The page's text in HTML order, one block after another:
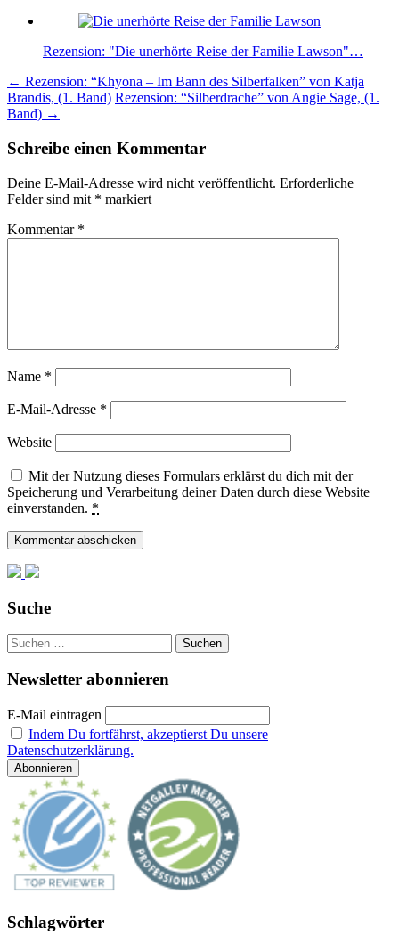
Rezension: "Die unerhörte Reise der Familie Lawson"…
Beitragsnavigation
← Rezension: “Khyona – Im Bann des Silberfalken” von Katja
Brandis, (1. Band) Rezension: “Silberdrache” von Angie Sage, (1.
Band) →
Schreibe einen Kommentar
Deine E-Mail-Adresse wird nicht veröffentlicht. Erforderliche
Felder sind mit * markiert
Kommentar *
Name *
E-Mail-Adresse *
Website
Mit der Nutzung dieses Formulars erklärst du dich mit der
Speicherung und Verarbeitung deiner Daten durch diese Website
einverstanden. *
Suche
Suchen
nach:
Newsletter abonnieren
E-Mail eintragen
Indem Du fortfährst, akzeptierst Du unsere
Datenschutzerklärung.
Schlagwörter